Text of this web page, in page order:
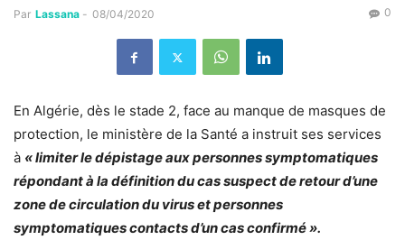
Par Lassana - 08/04/2020 0
En Algérie, dès le stade 2, face au manque de masques de
protection, le ministère de la Santé a instruit ses services
à « limiter le dépistage aux personnes symptomatiques
répondant à la définition du cas suspect de retour d’une
zone de circulation du virus et personnes
symptomatiques contacts d’un cas confirmé ».